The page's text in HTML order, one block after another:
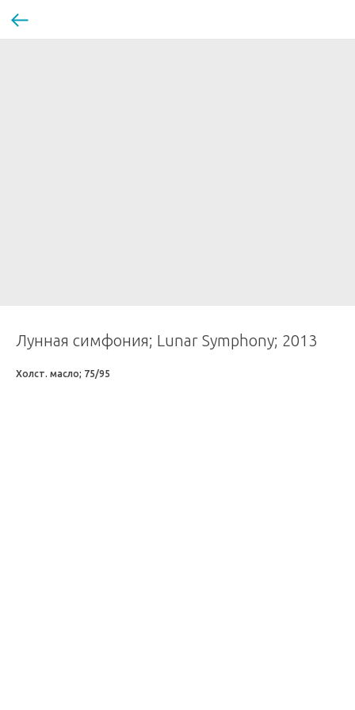
Лунная симфония; Lunar Symphony; 2013
Холст. масло; 75/95